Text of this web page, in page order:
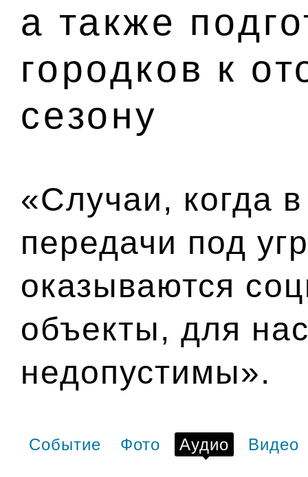
а также
городков к
сезону
«Случаи, когда в
передачи под
оказываются
объекты, для
недопустимы».
Событие Фото Аудио Видео